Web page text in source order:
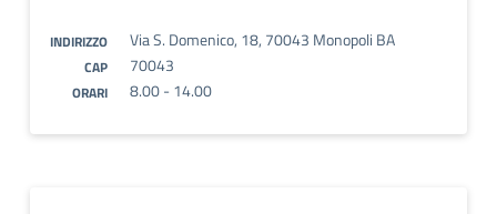
INDIRIZZO Via S. Domenico, 18, 70043 Monopoli BA
CAP 70043
ORARI 8.00 - 14.00